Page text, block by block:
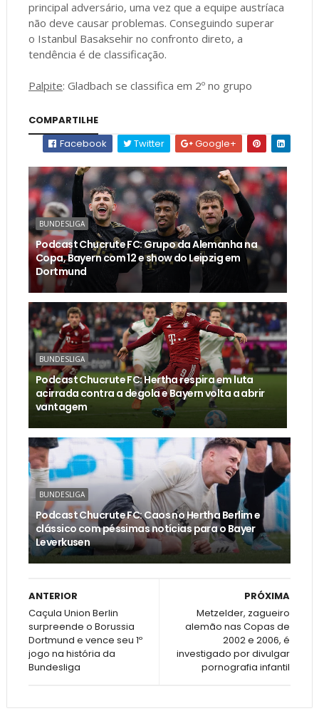
principal adversário, uma vez que a equipe austríaca
não deve causar problemas. Conseguindo superar
o Istanbul Basaksehir no confronto direto, a
tendência é de classificação.
Palpite: Gladbach se classifica em 2º no grupo
COMPARTILHE
Facebook
Twitter Google+
BUNDESLIGA
Podcast Chucrute FC: Grupo da Alemanha na
Copa, Bayern com 12 e show do Leipzig em
Dortmund
BUNDESLIGA
Podcast Chucrute FC: Hertha respira em luta
acirrada contra a degola e Bayern volta a abrir
vantagem
BUNDESLIGA
Podcast Chucrute FC: Caos no Hertha Berlim e
clássico com péssimas notícias para o Bayer
Leverkusen
PRÓXIMA
Metzelder, zagueiro
alemão nas Copas de
2002 e 2006, é
investigado por divulgar
pornografia infantil
ANTERIOR
Caçula Union Berlin
surpreende o Borussia
Dortmund e vence seu 1º
jogo na história da
Bundesliga